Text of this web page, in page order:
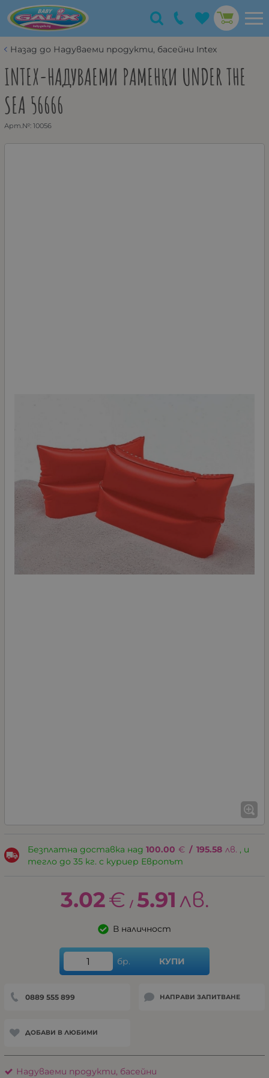
Назад до Надуваеми продукти, басейни Intex
INTEX-НАДУВАЕМИ РАМЕНКИ UNDER THE
SEA 56666
Арт.№: 10056
Безплатна доставка над 100.00 € / 195.58 лв. , и
тегло до 35 кг. с куриер Европът
3.02€ / 5.91лв.
В наличност
бр. КУПИ
0889 555 899 НАПРАВИ ЗАПИТВАНЕ
ДОБАВИ В ЛЮБИМИ
Надуваеми продукти, басейни